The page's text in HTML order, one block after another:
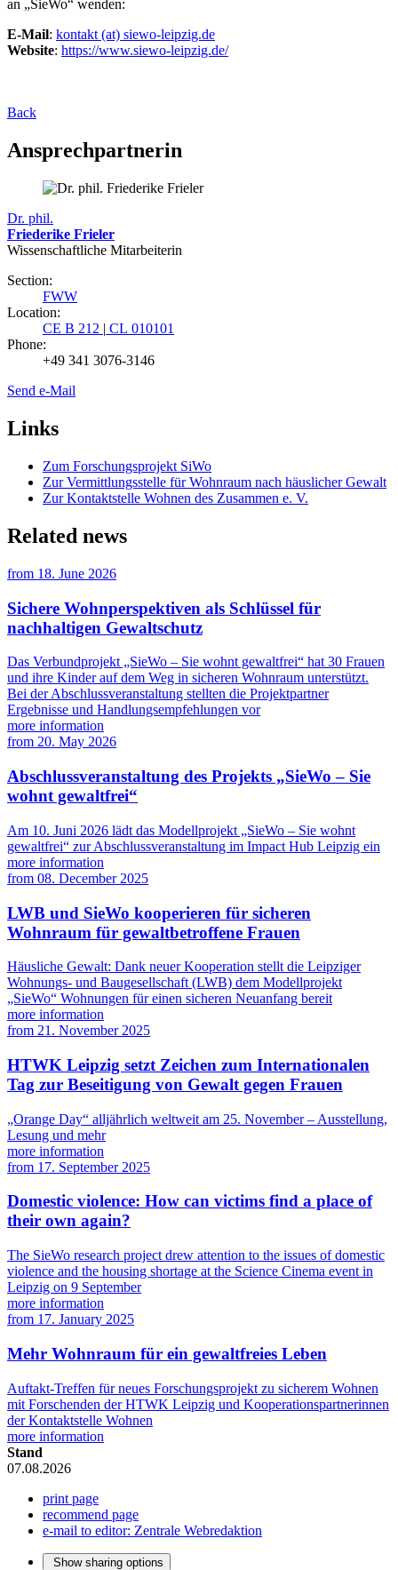
an „SieWo“ wenden:
E-Mail: kontakt (at) siewo-leipzig.de
Website: https://www.siewo-leipzig.de/
Back
Ansprechpartnerin
Dr. phil.
Friederike Frieler
Wissenschaftliche Mitarbeiterin
Section:
FWW
Location:
CE B 212 | CL 010101
Phone:
+49 341 3076-3146
Send e-Mail
Links
Zum Forschungsprojekt SiWo
Zur Vermittlungsstelle für Wohnraum nach häuslicher Gewalt
Zur Kontaktstelle Wohnen des Zusammen e. V.
Related news
from 18. June 2026
Sichere Wohnperspektiven als Schlüssel für
nachhaltigen Gewaltschutz
Das Verbundprojekt „SieWo – Sie wohnt gewaltfrei“ hat 30 Frauen
und ihre Kinder auf dem Weg in sicheren Wohnraum unterstützt.
Bei der Abschlussveranstaltung stellten die Projektpartner
Ergebnisse und Handlungsempfehlungen vor
more information
from 20. May 2026
Abschlussveranstaltung des Projekts „SieWo – Sie
wohnt gewaltfrei“
Am 10. Juni 2026 lädt das Modellprojekt „SieWo – Sie wohnt
gewaltfrei“ zur Abschlussveranstaltung im Impact Hub Leipzig ein
more information
from 08. December 2025
LWB und SieWo kooperieren für sicheren
Wohnraum für gewaltbetroffene Frauen
Häusliche Gewalt: Dank neuer Kooperation stellt die Leipziger
Wohnungs- und Baugesellschaft (LWB) dem Modellprojekt
„SieWo“ Wohnungen für einen sicheren Neuanfang bereit
more information
from 21. November 2025
HTWK Leipzig setzt Zeichen zum Internationalen
Tag zur Beseitigung von Gewalt gegen Frauen
„Orange Day“ alljährlich weltweit am 25. November – Ausstellung,
Lesung und mehr
more information
from 17. September 2025
Domestic violence: How can victims find a place of
their own again?
The SieWo research project drew attention to the issues of domestic
violence and the housing shortage at the Science Cinema event in
Leipzig on 9 September
more information
from 17. January 2025
Mehr Wohnraum für ein gewaltfreies Leben
Auftakt-Treffen für neues Forschungsprojekt zu sicherem Wohnen
mit Forschenden der HTWK Leipzig und Kooperationspartnerinnen
der Kontaktstelle Wohnen
more information
Stand
07.08.2026
print page
recommend page
e-mail to editor: Zentrale Webredaktion
Show sharing options